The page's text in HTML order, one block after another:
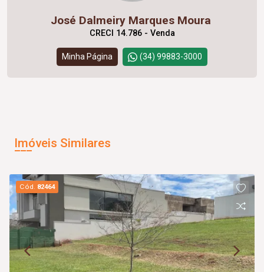
José Dalmeiry Marques Moura
CRECI 14.786 - Venda
Minha Página (34) 99883-3000
Imóveis Similares
Cód. 82464